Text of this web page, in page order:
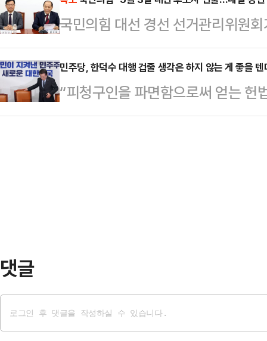
지 않았고, 25개 자치구 중 8개 구
다고 한다"고 지적했다.앞서 서울
고위험 지역…
처장은 이날 서울 여의도 국회에서
불어민주당 김용민 의원이 "재판에
구속 안 하느냐"고 묻자 "수사 중인
수사 중"이라고 대답했다.앞서 민주
러 단체는 한 대행을 직…
국민의힘 대선 경선 선거관리위원
5월 3일 열기로 했다.
민주당, 한덕수 대행 겁줄 생각은 하지 않는 게 좋을 텐
“피청구인을 파면함으로써 얻는 헌
국가적 손실을 압도할 정도로 크다
댓글